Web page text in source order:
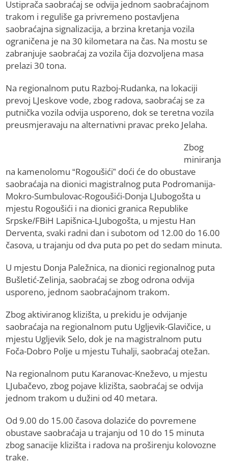
Ustiprača saobraćaj se odvija jednom saobraćajnom
trakom i reguliše ga privremeno postavljena
saobraćajna signalizacija, a brzina kretanja vozila
ograničena je na 30 kilometara na čas. Na mostu se
zabranjuje saobraćaj za vozila čija dozvoljena masa
prelazi 30 tona.
Na regionalnom putu Razboj-Rudanka, na lokaciji
prevoj LJeskove vode, zbog radova, saobraćaj se za
putnička vozila odvija usporeno, dok se teretna vozila
preusmjeravaju na alternativni pravac preko Jelaha.
Zbog
miniranja
na kamenolomu “Rogoušići” doći će do obustave
saobraćaja na dionici magistralnog puta Podromanija-
Mokro-Sumbulovac-Rogoušići-Donja LJubogošta u
mjestu Rogoušići i na dionici granica Republike
Srpske/FBiH Lapišnica-LJubogošta, u mjestu Han
Derventa, svaki radni dan i subotom od 12.00 do 16.00
časova, u trajanju od dva puta po pet do sedam minuta.
U mjestu Donja Paležnica, na dionici regionalnog puta
Bušletić-Zelinja, saobraćaj se zbog odrona odvija
usporeno, jednom saobraćajnom trakom.
Zbog aktiviranog klizišta, u prekidu je odvijanje
saobraćaja na regionalnom putu Ugljevik-Glavičice, u
mjestu Ugljevik Selo, dok je na magistralnom putu
Foča-Dobro Polje u mjestu Tuhalji, saobraćaj otežan.
Na regionalnom putu Karanovac-Kneževo, u mjestu
LJubačevo, zbog pojave klizišta, saobraćaj se odvija
jednom trakom u dužini od 40 metara.
Od 9.00 do 15.00 časova dolaziće do povremene
obustave saobraćaja u trajanju od 10 do 15 minuta
zbog sanacije klizišta i radova na proširenju kolovozne
trake.